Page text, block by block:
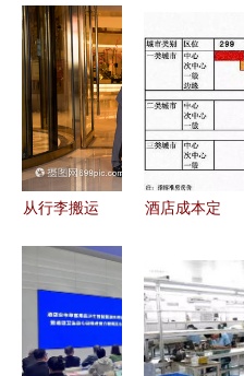
从行李搬运
路径
酒店成本定
揭秘餐饮价
格背后的管
理会计智慧